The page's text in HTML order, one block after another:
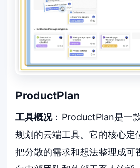
ProductPlan
工具概况：ProductPlan是一
规划的云端工具。它的核心定
把分散的需求和想法整理成可